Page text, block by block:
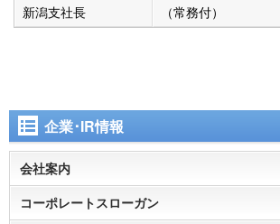
新潟支社長
（常務付）
企業･IR情報
会社案内
コーポレートスローガン